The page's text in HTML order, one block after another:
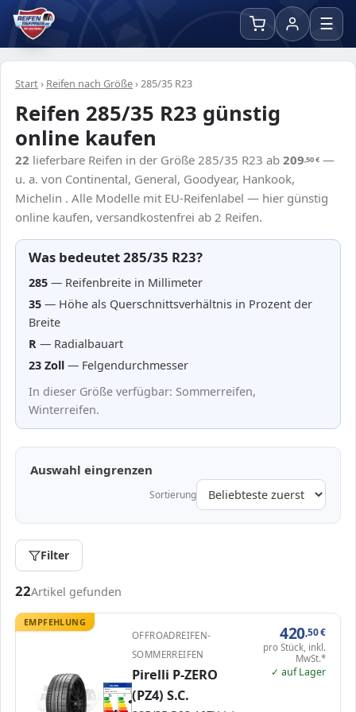
☰
Start› Reifen nach Größe›285/35 R23
Reifen 285/35 R23 günstig
online kaufen
22 lieferbare Reifen in der Größe 285/35 R23 ab 209,50€ —
u. a. von Continental, General, Goodyear, Hankook,
Michelin . Alle Modelle mit EU-Reifenlabel — hier günstig
online kaufen, versandkostenfrei ab 2 Reifen.
Was bedeutet 285/35 R23?
285 — Reifenbreite in Millimeter
35 — Höhe als Querschnittsverhältnis in Prozent der
Breite
R — Radialbauart
23 Zoll — Felgendurchmesser
In dieser Größe verfügbar: Sommerreifen,
Winterreifen.
Auswahl eingrenzen
Sortierung
Filter
Passende Reifen in 285/35 R23
22Artikel gefunden
EMPFEHLUNG
ENERG
Pirelli 3873500
285/35 R23 107Y C1
C C
OFFROADREIFEN-
SOMMERREIFEN
Pirelli P-ZERO
(PZ4) S.C.
420,50€
pro Stück, inkl.
MwSt.*
✓ auf Lager